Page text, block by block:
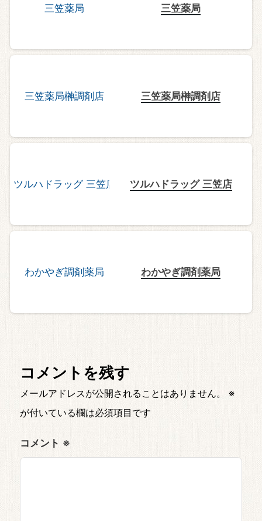
三笠薬局
三笠薬局榊調剤店
ツルハドラッグ 三笠店
わかやぎ調剤薬局
コメントを残す
メールアドレスが公開されることはありません。
※
が付いている欄は必須項目です
コメント ※